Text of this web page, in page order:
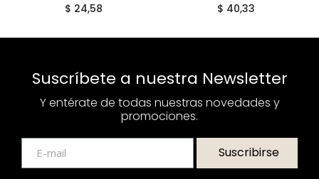
$ 24,58
$ 40,33
Suscríbete a nuestra Newsletter
Y entérate de todas nuestras novedades y
promociones.
Suscribirse